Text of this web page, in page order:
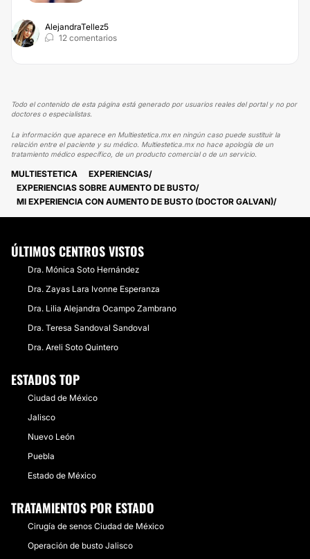
AlejandraTellez5
12 comentarios
Todo el contenido de esta página está generado por usuarios reales del portal y no por
doctores o especialistas.
La información que aparece en Multiestetica.mx en ningún caso puede sustituir la
relación entre el paciente y su médico. Multiestetica.mx no hace apología de un
tratamiento médico específico, de un producto comercial o de un servicio.
MULTIESTETICA
EXPERIENCIAS
EXPERIENCIAS SOBRE AUMENTO DE BUSTO
MI EXPERIENCIA CON AUMENTO DE BUSTO (DOCTOR GALVAN)
ÚLTIMOS CENTROS VISTOS
Dra. Mónica Soto Hernández
Dra. Zayas Lara Ivonne Esperanza
Dra. Lilia Alejandra Ocampo Zambrano
Dra. Teresa Sandoval Sandoval
Dra. Areli Soto Quintero
ESTADOS TOP
Ciudad de México
Jalisco
Nuevo León
Puebla
Estado de México
TRATAMIENTOS POR ESTADO
Cirugía de senos Ciudad de México
Operación de busto Jalisco